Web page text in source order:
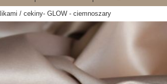
/ cekiny- GLOW - ciemnoszary